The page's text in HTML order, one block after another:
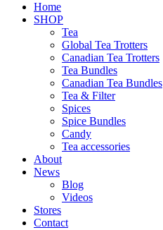
Home
SHOP
Tea
Global Tea Trotters
Canadian Tea Trotters
Tea Bundles
Canadian Tea Bundles
Tea & Filter
Spices
Spice Bundles
Candy
Tea accessories
About
News
Blog
Videos
Stores
Contact